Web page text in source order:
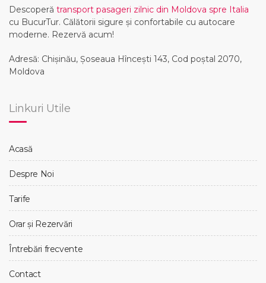
Descoperă transport pasageri zilnic din Moldova spre Italia
cu BucurTur. Călătorii sigure și confortabile cu autocare
moderne. Rezervă acum!
Adresă: Chișinău, Șoseaua Hînceşti 143, Cod poștal 2070,
Moldova
Linkuri Utile
Acasă
Despre Noi
Tarife
Orar și Rezervări
Întrebări frecvente
Contact